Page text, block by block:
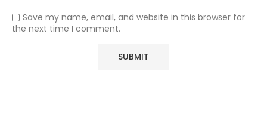
Save my name, email, and website in this browser for
the next time I comment.